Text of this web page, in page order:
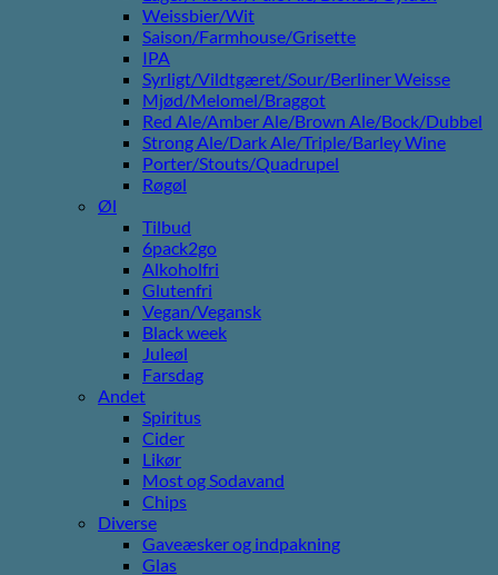
Weissbier/Wit
Saison/Farmhouse/Grisette
IPA
Syrligt/Vildtgæret/Sour/Berliner Weisse
Mjød/Melomel/Braggot
Red Ale/Amber Ale/Brown Ale/Bock/Dubbel
Strong Ale/Dark Ale/Triple/Barley Wine
Porter/Stouts/Quadrupel
Røgøl
Øl
Tilbud
6pack2go
Alkoholfri
Glutenfri
Vegan/Vegansk
Black week
Juleøl
Farsdag
Andet
Spiritus
Cider
Likør
Most og Sodavand
Chips
Diverse
Gaveæsker og indpakning
Glas